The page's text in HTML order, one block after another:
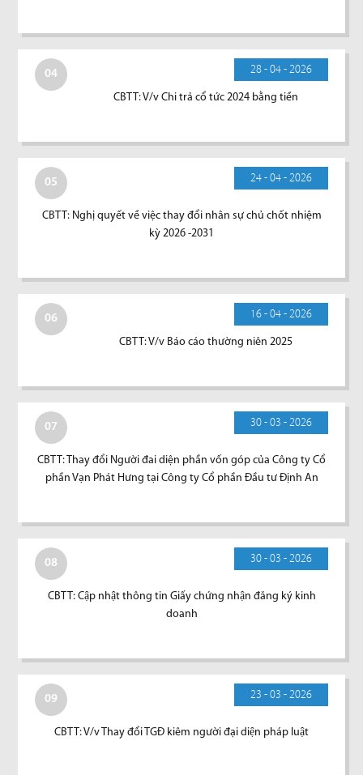
04 28 - 04 - 2026
CBTT: V/v Chi trả cổ tức 2024 bằng tiền
05 24 - 04 - 2026
CBTT: Nghị quyết về việc thay đổi nhân sự chủ chốt nhiệm
kỳ 2026 -2031
06 16 - 04 - 2026
CBTT: V/v Báo cáo thường niên 2025
07 30 - 03 - 2026
CBTT: Thay đổi Người đai diện phần vốn góp của Công ty Cổ
phần Vạn Phát Hưng tại Công ty Cổ phần Đầu tư Định An
08 30 - 03 - 2026
CBTT: Cập nhật thông tin Giấy chứng nhận đăng ký kinh
doanh
09 23 - 03 - 2026
CBTT: V/v Thay đổi TGĐ kiêm người đại diện pháp luật